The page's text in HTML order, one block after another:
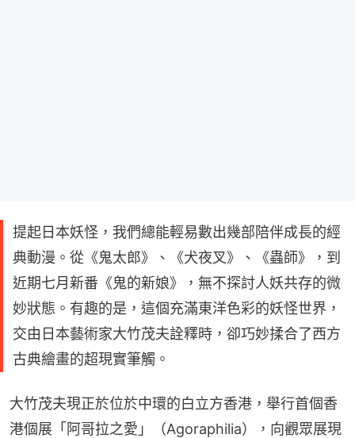
提起日本妖怪，我們總能輕易數出幾部陪伴成長的經
典動漫。從《鬼太郎》、《犬夜叉》、《蟲師》，到
近期七月新番《鬼的新娘》，無不探討人妖共存的微
妙狀態。有趣的是，這個充滿東洋色彩的妖怪世界，
交由日本藝術家大竹茂夫詮釋時，卻巧妙揉合了西方
古典繪畫的超現實筆觸。
大竹茂夫現正於位於中環的白立方香港，舉行首個香
港個展「阿哥拉之愛」（Agoraphilia），向觀眾展現